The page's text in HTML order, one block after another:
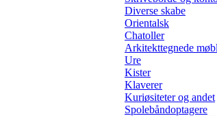
Diverse skabe
Orientalsk
Chatoller
Arkitekttegnede
Ure
Kister
Klaverer
Kuriøsiteter og andet
Spolebåndoptagere